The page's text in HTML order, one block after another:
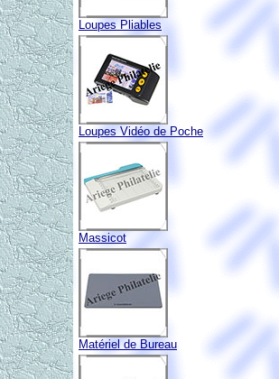
Loupes Pliables
Loupes Vidéo de Poche
Massicot
Matériel de Bureau